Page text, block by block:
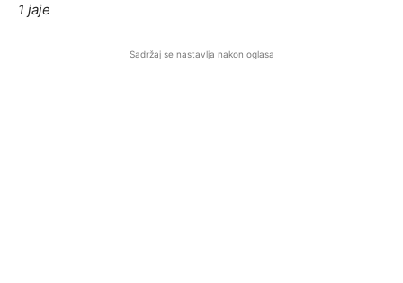
1 jaje
Sadržaj se nastavlja nakon oglasa